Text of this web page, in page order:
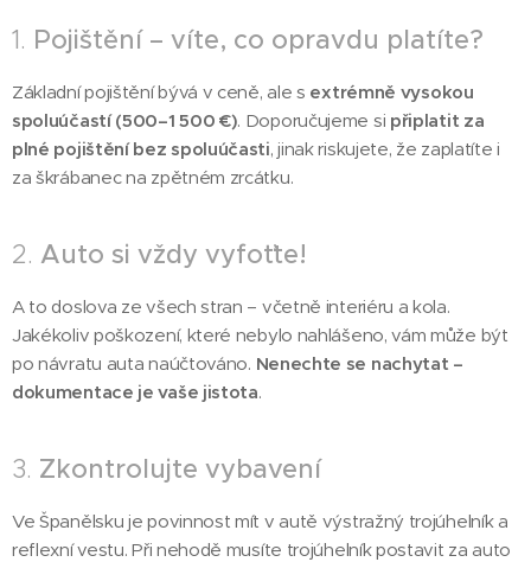
1. Pojištění – víte, co opravdu platíte?
Základní pojištění bývá v ceně, ale s extrémně vysokou
spoluúčastí (500–1 500 €). Doporučujeme si připlatit za
plné pojištění bez spoluúčasti, jinak riskujete, že zaplatíte i
za škrábanec na zpětném zrcátku.
2. Auto si vždy vyfoťte!
A to doslova ze všech stran – včetně interiéru a kola.
Jakékoliv poškození, které nebylo nahlášeno, vám může být
po návratu auta naúčtováno. Nenechte se nachytat –
dokumentace je vaše jistota.
3. Zkontrolujte vybavení
Ve Španělsku je povinnost mít v autě výstražný trojúhelník a
reflexní vestu. Při nehodě musíte trojúhelník postavit za auto